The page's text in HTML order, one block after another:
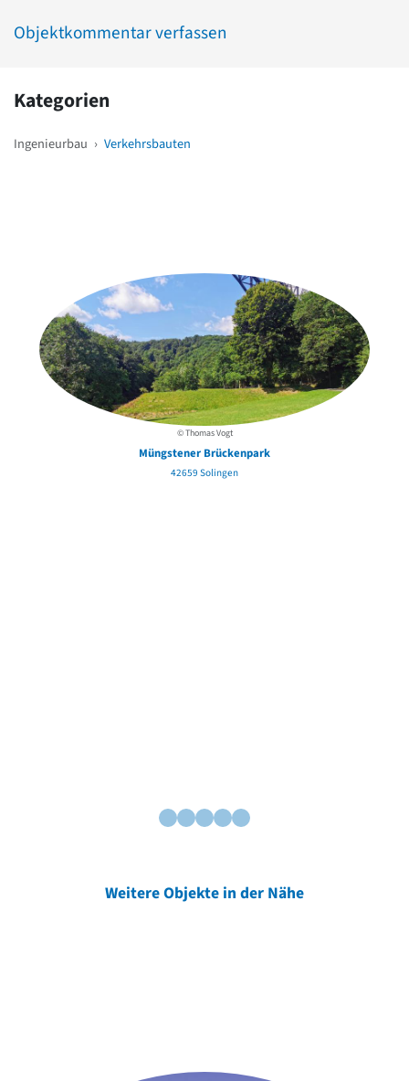
Objektkommentar verfassen
Kategorien
Ingenieurbau › Verkehrsbauten
© Thomas Vogt
Müngstener Brückenpark
42659 Solingen
Weitere Objekte in der Nähe